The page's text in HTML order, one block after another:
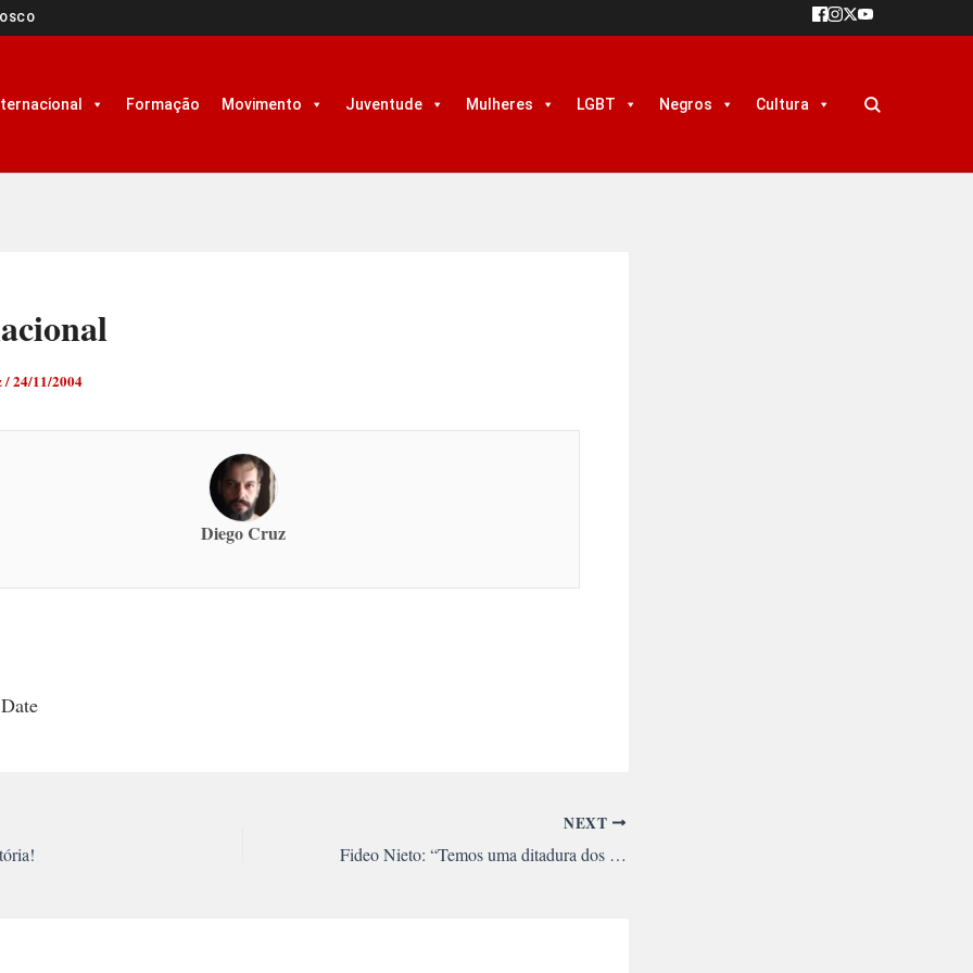
Formação Movimento Juventude Mulheres LGBT Negros Cultura
/24/11/2004
Diego Cruz
NEXT
Fideo Nieto: “Temos uma ditadura dos banqueiros em El Salvador”